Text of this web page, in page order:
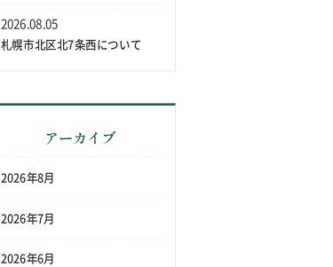
札幌市北区北7条西について
2026.08.05
アーカイブ
2026年8月
2026年7月
2026年6月